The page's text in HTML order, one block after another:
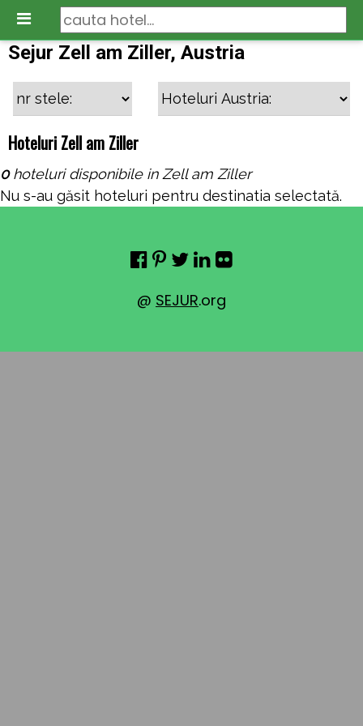
Sejur Zell am Ziller, Austria
Hoteluri Zell am Ziller
0hoteluri disponibile in Zell am Ziller
Nu s-au găsit hoteluri pentru destinatia selectată.
@ SEJUR.org